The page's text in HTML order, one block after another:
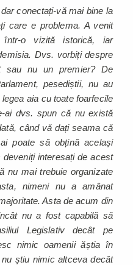
conectați-vă mai bine la
care e problema. A venit
într-o vizită istorică, iar
Dvs. vorbiți despre
sau nu un premier? De
pesediștii, nu au
aia cu toate foarfecile
ai dvs. spun că nu există
când vă dați seama că
poate să obțină același
interesați de acest
nu mai trebuie organizate
nimeni nu a amânat
Asta de acum din
nu a fost capabilă să
Legislativ decât pe
nimic oamenii ăștia în
știu nimic altceva decât